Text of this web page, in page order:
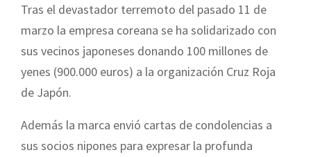
Tras el devastador terremoto del pasado 11 de
marzo la empresa coreana se ha solidarizado con
sus vecinos japoneses donando 100 millones de
yenes (900.000 euros) a la organización Cruz Roja
de Japón.
Además la marca envió cartas de condolencias a
sus socios nipones para expresar la profunda